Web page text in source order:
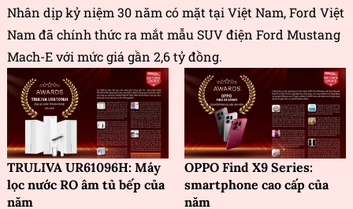
Ford Mustang Mach-E: SUV điện hiệu
năng cao của năm
EDITOR'S CHOICE